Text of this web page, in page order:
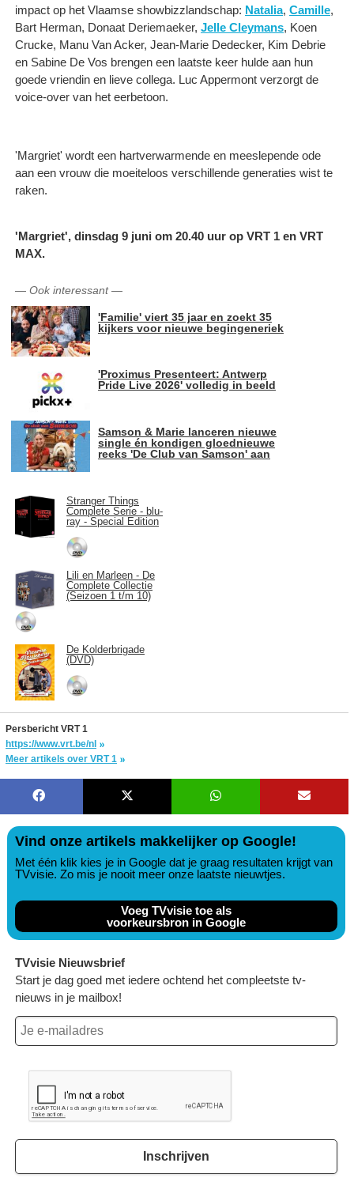
impact op het Vlaamse showbizzlandschap: Natalia, Camille,
Bart Herman, Donaat Deriemaeker, Jelle Cleymans, Koen
Crucke, Manu Van Acker, Jean-Marie Dedecker, Kim Debrie
en Sabine De Vos brengen een laatste keer hulde aan hun
goede vriendin en lieve collega. Luc Appermont verzorgt de
voice-over van het eerbetoon.
'Margriet' wordt een hartverwarmende en meeslepende ode
aan een vrouw die moeiteloos verschillende generaties wist te
raken.
'Margriet', dinsdag 9 juni om 20.40 uur op VRT 1 en VRT
MAX.
— Ook interessant—
'Familie' viert 35 jaar en zoekt 35
kijkers voor nieuwe begingeneriek
'Proximus Presenteert: Antwerp
Pride Live 2026' volledig in beeld
Samson & Marie lanceren nieuwe
single én kondigen gloednieuwe
reeks 'De Club van Samson' aan
Stranger Things
Complete Serie - blu-
ray - Special Edition
Lili en Marleen - De
Complete Collectie
(Seizoen 1 t/m 10)
De Kolderbrigade
(DVD)
Persbericht VRT 1
https://www.vrt.be/nl
Meer artikels over VRT 1
Vind onze artikels makkelijker op Google!
Met één klik kies je in Google dat je graag resultaten krijgt van
TVvisie. Zo mis je nooit meer onze laatste nieuwtjes.
Voeg TVvisie toe als
voorkeursbron in Google
TVvisie Nieuwsbrief
Start je dag goed met iedere ochtend het compleetste tv-
nieuws in je mailbox!
Inschrijven